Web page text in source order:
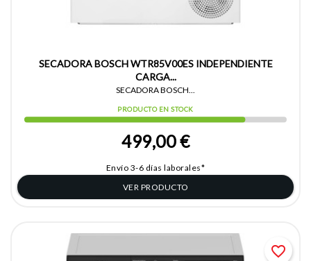
SECADORA BOSCH WTR85V00ES INDEPENDIENTE
CARGA...
SECADORA BOSCH...
PRODUCTO EN STOCK
499,00 €
Envío 3-6 días laborales*
VER PRODUCTO
favorite_border